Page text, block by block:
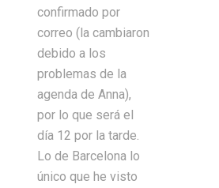
confirmado por
correo (la cambiaron
debido a los
problemas de la
agenda de Anna),
por lo que será el
día 12 por la tarde.
Lo de Barcelona lo
único que he visto